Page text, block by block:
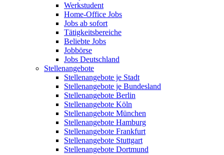
Werkstudent
Home-Office Jobs
Jobs ab sofort
Tätigkeitsbereiche
Beliebte Jobs
Jobbörse
Jobs Deutschland
Stellenangebote
Stellenangebote je Stadt
Stellenangebote je Bundesland
Stellenangebote Berlin
Stellenangebote Köln
Stellenangebote München
Stellenangebote Hamburg
Stellenangebote Frankfurt
Stellenangebote Stuttgart
Stellenangebote Dortmund